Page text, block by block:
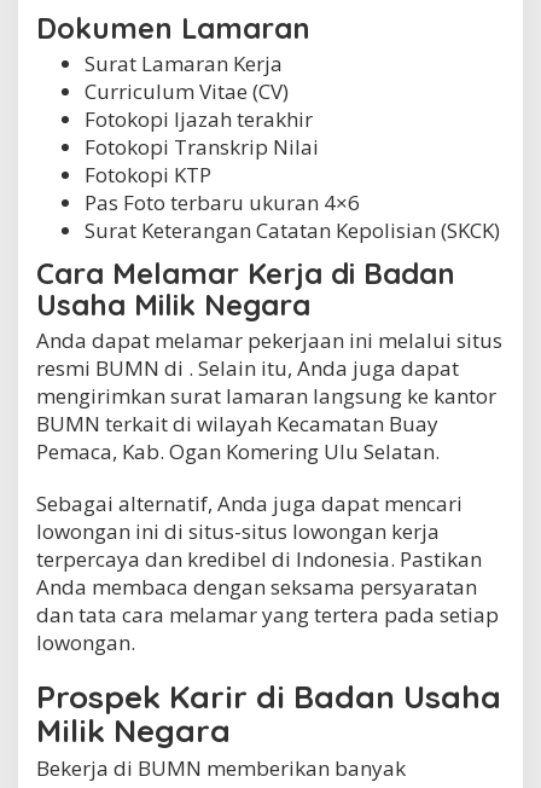
Dokumen Lamaran
Surat Lamaran Kerja
Curriculum Vitae (CV)
Fotokopi Ijazah terakhir
Fotokopi Transkrip Nilai
Fotokopi KTP
Pas Foto terbaru ukuran 4×6
Surat Keterangan Catatan Kepolisian (SKCK)
Cara Melamar Kerja di Badan
Usaha Milik Negara
Anda dapat melamar pekerjaan ini melalui situs
resmi BUMN di . Selain itu, Anda juga dapat
mengirimkan surat lamaran langsung ke kantor
BUMN terkait di wilayah Kecamatan Buay
Pemaca, Kab. Ogan Komering Ulu Selatan.
Sebagai alternatif, Anda juga dapat mencari
lowongan ini di situs-situs lowongan kerja
terpercaya dan kredibel di Indonesia. Pastikan
Anda membaca dengan seksama persyaratan
dan tata cara melamar yang tertera pada setiap
lowongan.
Prospek Karir di Badan Usaha
Milik Negara
Bekerja di BUMN memberikan banyak